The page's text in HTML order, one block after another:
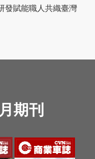
發賦能職人共織臺灣
期刊